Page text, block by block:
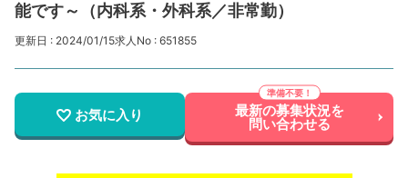
能です～（内科系・外科系／非常勤）
更新日 : 2024/01/15求人No : 651855
お気に入り 最新の募集状況を
問い合わせる